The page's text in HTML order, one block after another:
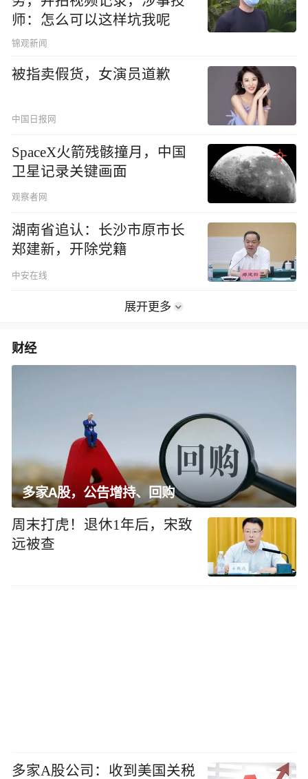
师：怎么可以这样坑我呢
锦观新闻
被指卖假货，女演员道歉
中国日报网
SpaceX火箭残骸撞月，中国
卫星记录关键画面
观察者网
湖南省追认：长沙市原市长
郑建新，开除党籍
中安在线
展开更多
财经
多家A股，公告增持、回购
周末打虎！退休1年后，宋致
远被查
多家A股公司：收到美国关税